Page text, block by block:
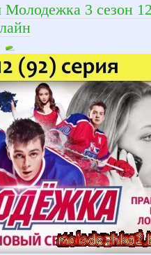
Молодежка 3 сезон